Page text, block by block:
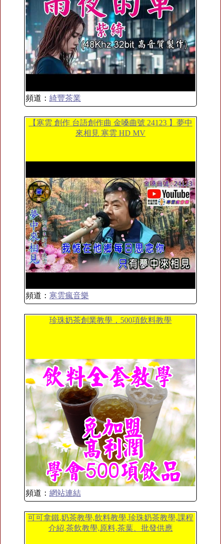
頻道： 綺豐茶業
【寒雲 創作 台語創作曲 金嗓曲號 24123 】夢中
來相見 寒雲 HD MV
頻道： 寒雲瘋音樂
珍珠奶茶創業教學，500項飲料教學
頻道： 網站連結
可可拿鐵,奶茶教學,飲料教學,珍珠奶茶教學,課程
介紹,茶飲教學,原料,茶葉、批發供應